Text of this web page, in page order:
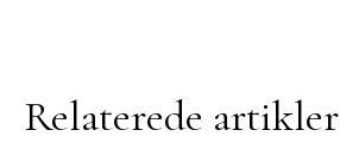
Relaterede artikler